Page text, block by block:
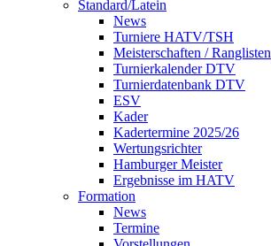
Standard/Latein
News
Turniere HATV/TSH
Meisterschaften / Ranglisten
Turnierkalender DTV
Turnierdatenbank DTV
ESV
Kader
Kadertermine 2025/26
Wertungsrichter
Hamburger Meister
Ergebnisse im HATV
Formation
News
Termine